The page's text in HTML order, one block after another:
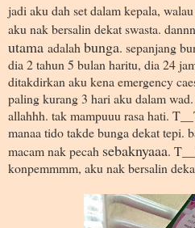
jadi aku dah set dalam kepala,
aku nak bersalin dekat swasta.
utama adalah bunga. sepanjang
dia 2 tahun 5 bulan haritu, dia 24
ditakdirkan aku kena emergency
paling kurang 3 hari aku dalam
allahhh. tak mampuuu rasa hati.
manaa tido takde bunga dekat tepi.
macam nak pecah sebaknyaaa.
konpemmmm, aku nak bersalin